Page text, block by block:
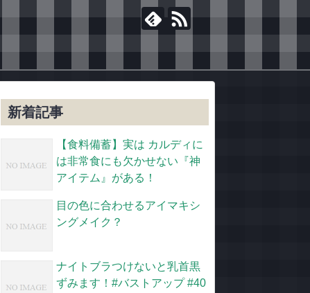
新着記事
【食料備蓄】実は カルディに
は非常食にも欠かせない『神
アイテム』がある！
目の色に合わせるアイマキシ
ングメイク？
ナイトブラつけないと乳首黒
ずみます！#バストアップ #40